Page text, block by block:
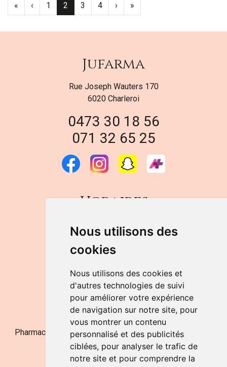
Nous utilisons des
cookies
Nous utilisons des cookies et
d'autres technologies de suivi
pour améliorer votre expérience
de navigation sur notre site, pour
vous montrer un contenu
personnalisé et des publicités
ciblées, pour analyser le trafic de
notre site et pour comprendre la
« ‹ 1 2 3 4 › »
Jufarma
Rue Joseph Wauters 170
6020 Charleroi
0473 30 18 56
071 32 65 25
Horaires
DU LUNDI AU VENDREDI
de 9h à 12h30 et de 14h à 18h
LE SAMEDI
de 9h à 12h30
NOUS CONTACTER
Pharmacie Jufarma - Fatima Abachra - APB 521704 - N°
Entreprise BE0882-700-592